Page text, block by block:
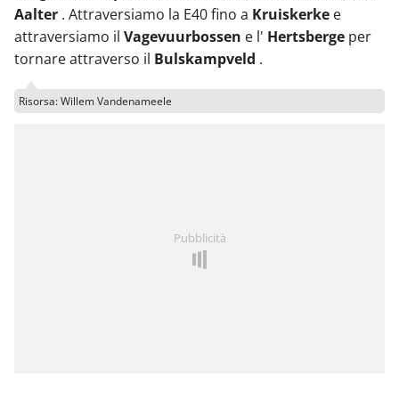
Aalter . Attraversiamo la E40 fino a Kruiskerke e
attraversiamo il Vagevuurbossen e l' Hertsberge per
tornare attraverso il Bulskampveld .
Risorsa: Willem Vandenameele
Pubblicità